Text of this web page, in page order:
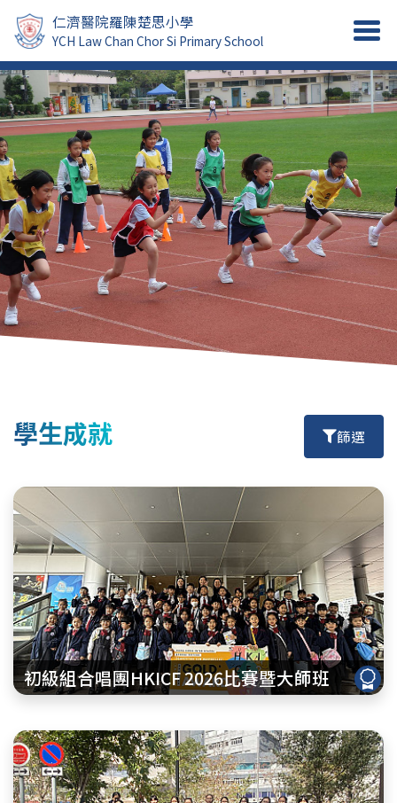
仁濟醫院羅陳楚思小學
YCH Law Chan Chor Si Primary School
學生成就 篩選
初級組合唱團HKICF 2026比賽暨大師班